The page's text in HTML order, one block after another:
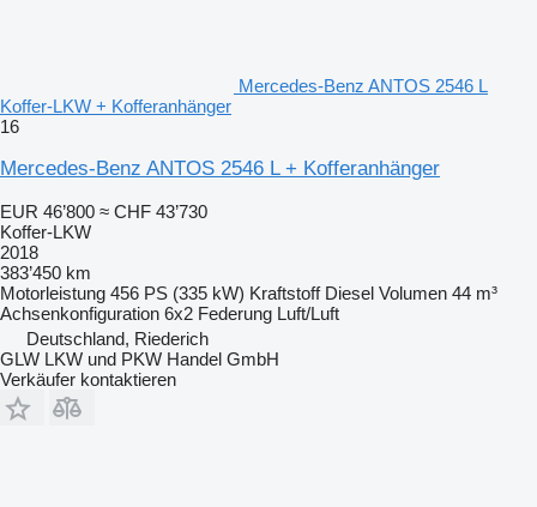
Mercedes-Benz ANTOS 2546 L
Koffer-LKW + Kofferanhänger
16
Mercedes-Benz ANTOS 2546 L + Kofferanhänger
EUR 46’800 ≈ CHF 43’730
Koffer-LKW
2018
383’450 km
Motorleistung 456 PS (335 kW) Kraftstoff Diesel Volumen 44 m³
Achsenkonfiguration 6x2 Federung Luft/Luft
Deutschland, Riederich
GLW LKW und PKW Handel GmbH
Verkäufer kontaktieren